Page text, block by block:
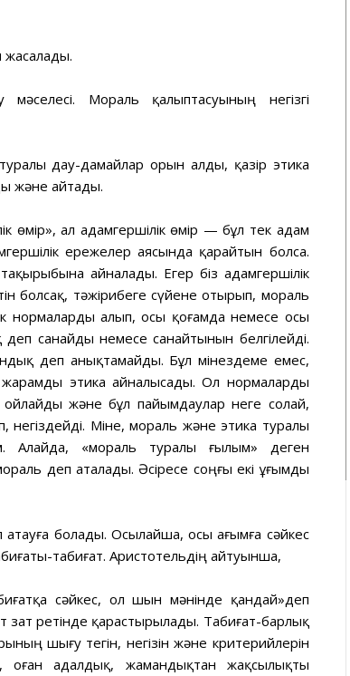
Мораль қалыптасуының негізгі
дау-дамайлар орын алды, қазір этика
және айтады.
өмір», ал адамгершілік өмір — бұл тек адам
ережелер аясында қарайтын болса.
айналады. Егер біз адамгершілік
болсақ, тәжірибеге сүйене отырып, мораль
нормаларды алып, осы қоғамда немесе осы
санайды немесе санайтынын белгілейді.
деп анықтамайды. Бұл мінездеме емес,
жарамды этика айналысады. Ол нормаларды
және бұл пайымдаулар неге солай,
Міне, мораль және этика туралы
Алайда, «мораль туралы ғылым» деген
деп аталады. Әсіресе соңғы екі ұғымды
атауға болады. Осылайша, осы ағымға сәйкес
табиғат. Аристотельдің айтуынша,
сәйкес, ол шын мәнінде қандай»деп
ретінде қарастырылады. Табиғат-барлық
шығу тегін, негізін және критерийлерін
оған адалдық, жамандықтан жақсылықты